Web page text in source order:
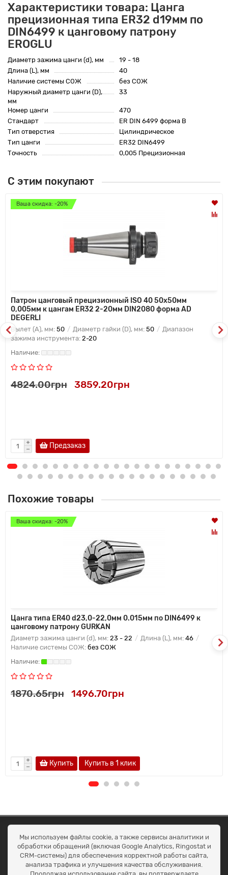
Характеристики товара: Цанга
прецизионная типа ER32 d19мм по
DIN6499 к цанговому патрону
EROGLU
Диаметр зажима цанги (d), мм
19 - 18
Длина (L), мм
40
Наличие системы СОЖ
без СОЖ
Наружный диаметр цанги (D),
мм
33
Номер цанги
470
Стандарт
ER DIN 6499 форма B
Тип отверстия
Цилиндрическое
Тип цанги
ER32 DIN6499
Точность
0,005 Прецизионная
С этим покупают
Ваша скидка: -20%
Патрон цанговый прецизионный ISO 40 50x50мм
0,005мм к цангам ER32 2-20мм DIN2080 форма AD
DEGERLI
Вылет (A), мм: 50 Диаметр гайки (D), мм: 50
Диапазон
зажима инструмента: 2-20
4824.00грн 3859.20грн
Предзаказ
Похожие товары
Ваша скидка: -20%
Цанга типа ER40 d23,0-22,0мм 0.015мм по DIN6499 к
цанговому патрону GURKAN
Диаметр зажима цанги (d), мм: 23 - 22 Длина (L), мм: 46
Наличие системы СОЖ: без СОЖ
1870.65грн 1496.70грн
Купить Купить в 1 клик
ОКЕАН ТРЕЙД
Договір публичної оферти
Доставка та оплата
Наші контакти
Умови повернення
Мы используем файлы cookie, а также сервисы аналитики и
обработки обращений (включая Google Analytics, Ringostat и
CRM-системы) для обеспечения корректной работы сайта,
анализа трафика и улучшения качества обслуживания.